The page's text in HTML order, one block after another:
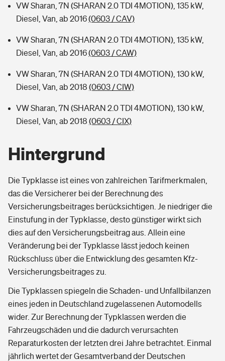
VW Sharan, 7N (SHARAN 2.0 TDI 4MOTION), 135 kW,
Diesel, Van, ab 2016(0603 / CAV)
VW Sharan, 7N (SHARAN 2.0 TDI 4MOTION), 135 kW,
Diesel, Van, ab 2016(0603 / CAW)
VW Sharan, 7N (SHARAN 2.0 TDI 4MOTION), 130 kW,
Diesel, Van, ab 2018 (0603 / CIW)
VW Sharan, 7N (SHARAN 2.0 TDI 4MOTION), 130 kW,
Diesel, Van, ab 2018 (0603 / CIX)
Hintergrund
Die Typklasse ist eines von zahlreichen Tarifmerkmalen,
das die Versicherer bei der Berechnung des
Versicherungsbeitrages berücksichtigen. Je niedriger die
Einstufung in der Typklasse, desto günstiger wirkt sich
dies auf den Versicherungsbeitrag aus. Allein eine
Veränderung bei der Typklasse lässt jedoch keinen
Rückschluss über die Entwicklung des gesamten Kfz-
Versicherungsbeitrages zu.
Die Typklassen spiegeln die Schaden- und Unfallbilanzen
eines jeden in Deutschland zugelassenen Automodells
wider. Zur Berechnung der Typklassen werden die
Fahrzeugschäden und die dadurch verursachten
Reparaturkosten der letzten drei Jahre betrachtet. Einmal
jährlich wertet der Gesamtverband der Deutschen